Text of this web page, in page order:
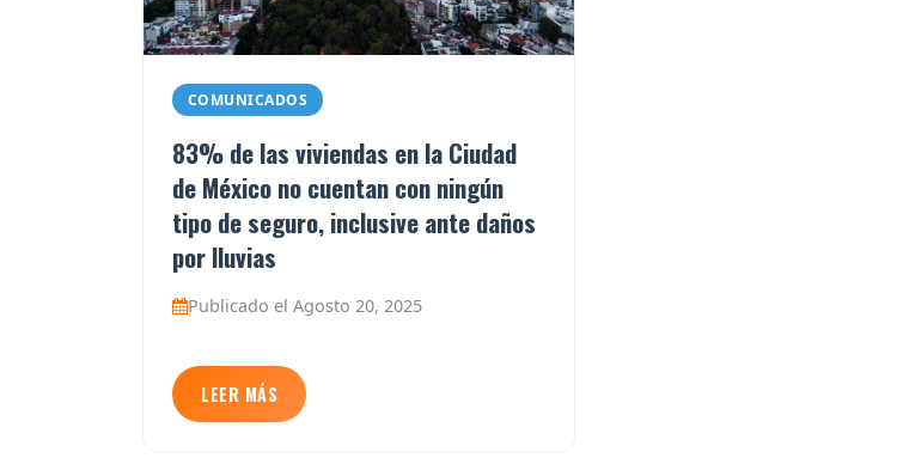
COMUNICADOS
83% de las viviendas en la Ciudad
de México no cuentan con ningún
tipo de seguro, inclusive ante daños
por lluvias
Publicado el Agosto 20, 2025
LEER MÁS